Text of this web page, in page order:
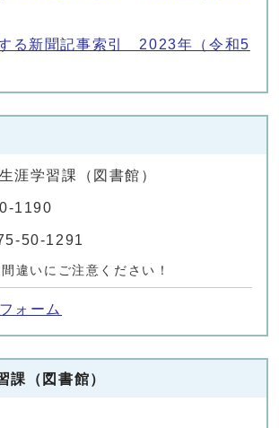
る新聞記事索引 2023年（令和5
涯学習課（図書館）
1190
50-1291
違いにご注意ください！
ォーム
課（図書館）